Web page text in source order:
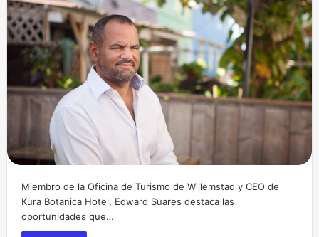
Miembro de la Oficina de Turismo de Willemstad y CEO de
Kura Botanica Hotel, Edward Suares destaca las
oportunidades que…